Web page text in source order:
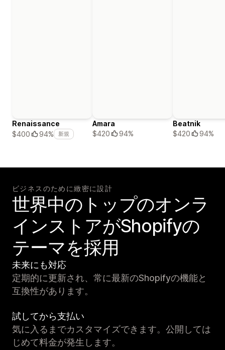
Renaissance
$400
94% 新規
Amara
$420
94%
Beatnik
$420
94%
ビジネスのために緻密に設計
世界中のトップのオンラ
インストアがShopifyの
テーマを採用
未来にも対応
定期的に更新され、常に最新のShopifyの機能と
互換性があります。
試してから支払い
気に入るまでカスタマイズできます。公開しては
じめて料金が発生します。